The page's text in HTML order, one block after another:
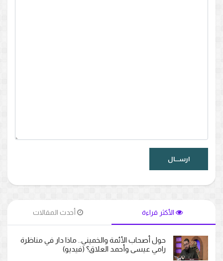
الأكثر قراءة أحدث المقالات
حول أصحاب الأئمة والخميني.. ماذا دار في مناظرة
رامي عيسى وأحمد العلاق؟ (فيديو)